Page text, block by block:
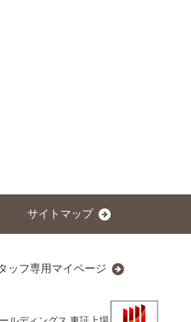
サイトマップ
ッフ専用マイページ